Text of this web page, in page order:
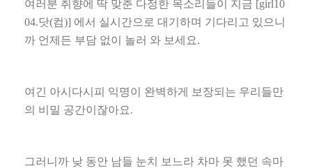
여러분 취향에 딱 맞춘 다정한 목소리들이 지금 [girl10
04.닷(컴)] 에서 실시간으로 대기하며 기다리고 있으니
까 언제든 부담 없이 놀러 와 보세요.
여긴 아시다시피 익명이 완벽하게 보장되는 우리들만
의 비밀 공간이잖아요.
그러니까 낮 동안 남들 눈치 보느라 차마 못 했던 속마